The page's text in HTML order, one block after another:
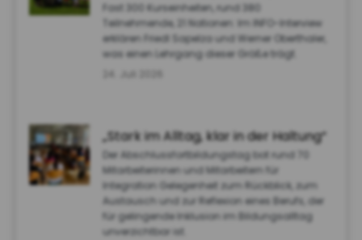
Fast 300 Kurseinheiten, rund 380
Teilnehmende, 21 Nationen: Im INFO-Interview
erklären Friedl Sapelza und Werner Oberthaler,
was einen Lehrgang dieser Größe trägt.
„Stark im Alltag, klar in der Haltung“
Der Abschlussfortbildungstag bot rund 70
Mitarbeiterinnen und Mitarbeitern für
Integration Gelegenheit zum Rückblick, zum
Austausch und zur Reflexion eines Berufs, der
für gelingende Inklusion im Bildungsalltag
unverzichtbar ist.